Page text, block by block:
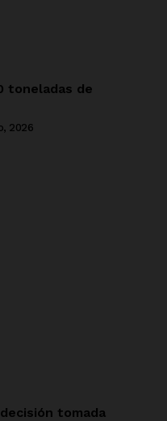
toneladas de
2026
tomada